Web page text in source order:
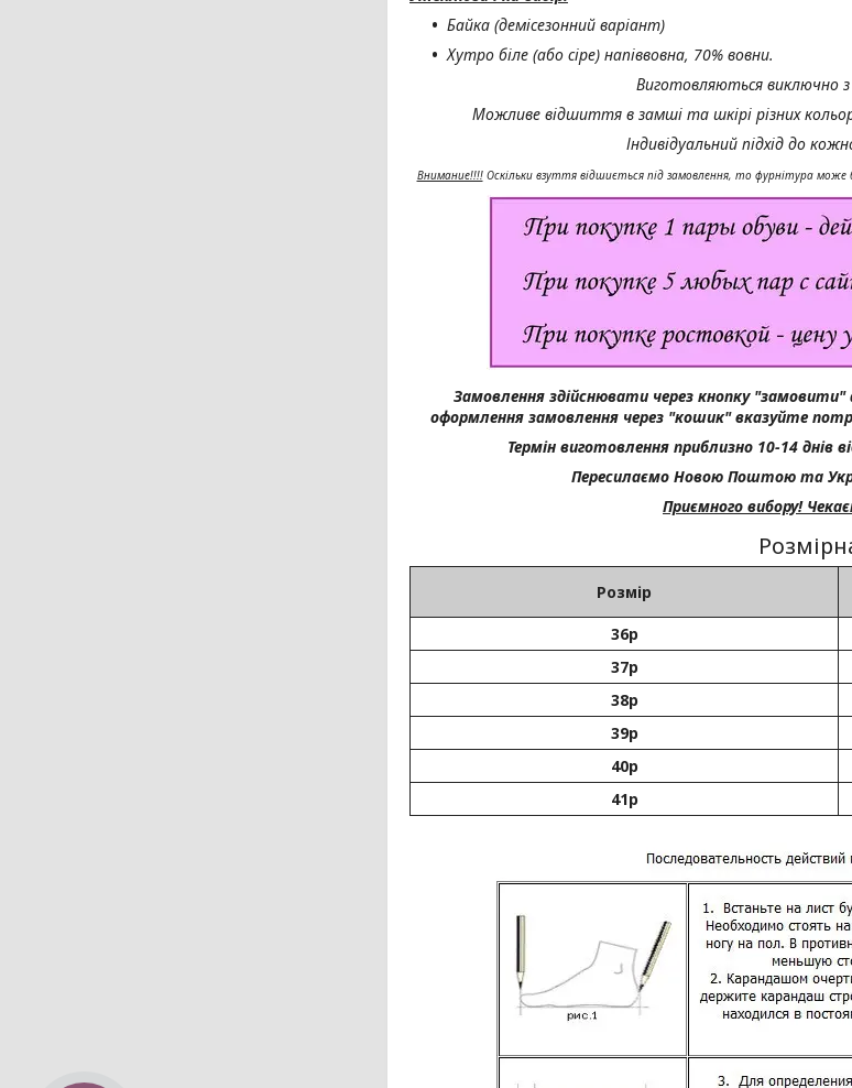
Байка (демісезонний варіант)
Хутро біле (або сіре) напіввовна, 70% вовни.
Виготовляються виключно
Можливе відшиття в замші та шкірі різних
Індивідуальний підхід до
Внимание!!!! Оскільки взуття відшиється під замовлення, то фурнітура
Замовлення здійснювати через кнопку
оформлення замовлення через "кошик" вказуйте
Термін виготовлення приблизно 10-14 днів
Пересилаємо Новою Поштою та
Приємного вибору!
Розмір
36р
37р
38р
39р
40р
41р